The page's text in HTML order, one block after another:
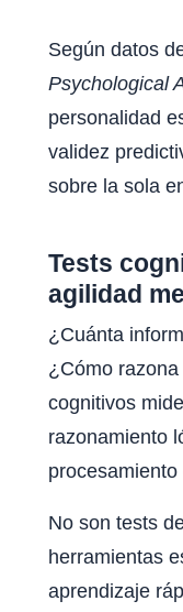
Según datos
Psychological
personalidad
validez
sobre la sola
Tests
agilidad
¿Cuánta
¿Cómo
cognitivos
razonamiento
No son tests
herramientas
aprendizaje